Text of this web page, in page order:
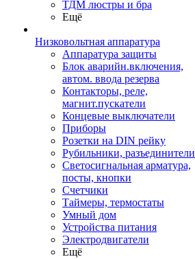
ТДМ люстры и бра
Ещё
Низковольтная аппаратура
Аппаратура защиты
Блок аварийн.включения,
автом. ввода резерва
Контакторы, реле,
магнит.пускатели
Концевые выключатели
Приборы
Розетки на DIN рейку
Рубильники, разъединители
Светосигнальная арматура,
посты, кнопки
Счетчики
Таймеры, термостаты
Умный дом
Устройства питания
Электродвигатели
Ещё